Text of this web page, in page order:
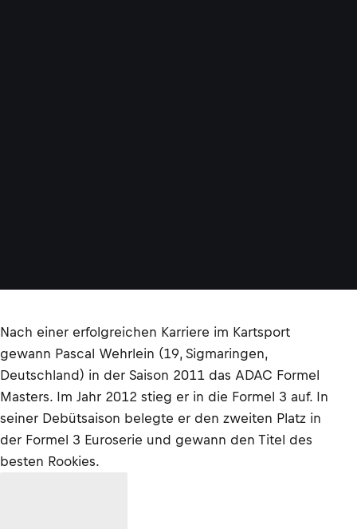
Nach einer erfolgreichen Karriere im Kartsport
gewann Pascal Wehrlein (19, Sigmaringen,
Deutschland) in der Saison 2011 das ADAC Formel
Masters. Im Jahr 2012 stieg er in die Formel 3 auf. In
seiner Debütsaison belegte er den zweiten Platz in
der Formel 3 Euroserie und gewann den Titel des
besten Rookies.